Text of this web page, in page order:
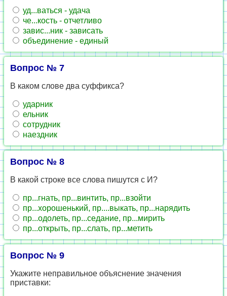
уд...ваться - удача
че...кость - отчетливо
завис...ник - зависать
объединение - единый
Вопрос № 7
В каком слове два суффикса?
ударник
ельник
сотрудник
наездник
Вопрос № 8
В какой строке все слова пишутся с И?
пр...гнать, пр...винтить, пр...взойти
пр...хорошенький, пр....выкать, пр...нарядить
пр...одолеть, пр...седание, пр...мирить
пр...открыть, пр...слать, пр...метить
Вопрос № 9
Укажите неправильное объяснение значения
приставки: